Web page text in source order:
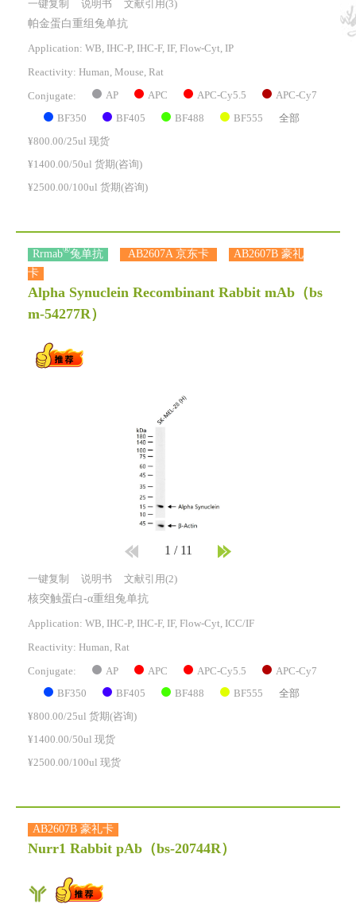
一键复制 说明书 文献引用(3)
帕金蛋白重组兔单抗
Application: WB, IHC-P, IHC-F, IF, Flow-Cyt, IP
Reactivity: Human, Mouse, Rat
Conjugate: AP APC APC-Cy5.5 APC-Cy7
BF350 BF405 BF488 BF555 全部
¥800.00/25ul 现货
¥1400.00/50ul 货期(咨询)
¥2500.00/100ul 货期(咨询)
Rrmab®兔单抗 AB2607A 京东卡
AB2607B 豪礼
卡
Alpha Synuclein Recombinant Rabbit mAb （bs
m-54277R）
1 / 11
一键复制 说明书 文献引用(2)
核突触蛋白-α重组兔单抗
Application: WB, IHC-P, IHC-F, IF, Flow-Cyt, ICC/IF
Reactivity: Human, Rat
Conjugate: AP APC APC-Cy5.5 APC-Cy7
BF350 BF405 BF488 BF555 全部
¥800.00/25ul 货期(咨询)
¥1400.00/50ul 现货
¥2500.00/100ul 现货
AB2607B 豪礼卡
Nurr1 Rabbit pAb （bs-20744R）